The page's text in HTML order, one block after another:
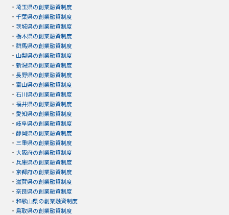
・ 埼玉県の創業融資制度
・ 千葉県の創業融資制度
・ 茨城県の創業融資制度
・ 栃木県の創業融資制度
・ 群馬県の創業融資制度
・ 山梨県の創業融資制度
・ 新潟県の創業融資制度
・ 長野県の創業融資制度
・ 富山県の創業融資制度
・ 石川県の創業融資制度
・ 福井県の創業融資制度
・ 愛知県の創業融資制度
・ 岐阜県の創業融資制度
・ 静岡県の創業融資制度
・ 三重県の創業融資制度
・ 大阪府の創業融資制度
・ 兵庫県の創業融資制度
・ 京都府の創業融資制度
・ 滋賀県の創業融資制度
・ 奈良県の創業融資制度
・ 和歌山県の創業融資制度
・ 鳥取県の創業融資制度